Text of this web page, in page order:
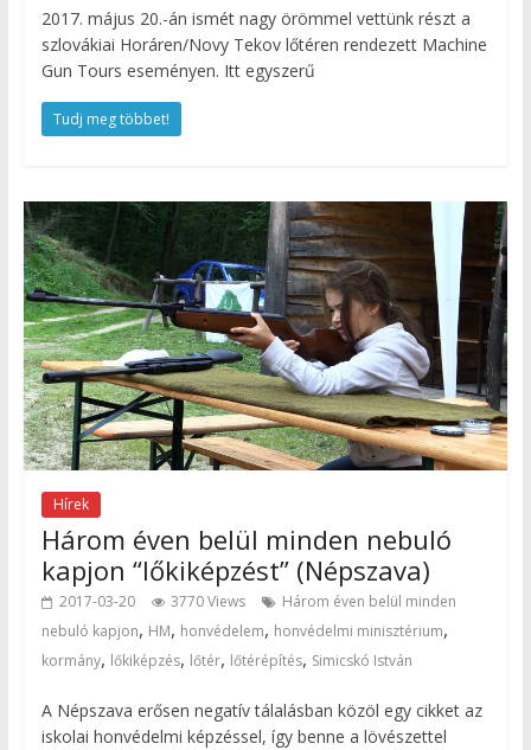
2017. május 20.-án ismét nagy örömmel vettünk részt a
szlovákiai Horáren/Novy Tekov lőtéren rendezett Machine
Gun Tours eseményen. Itt egyszerű
Tudj meg többet!
Hírek
Három éven belül minden nebuló
kapjon “lőkiképzést” (Népszava)
2017-03-20 3770 Views
Három éven belül minden
nebuló kapjon, HM, honvédelem, honvédelmi minisztérium,
kormány, lőkiképzés, lőtér, lőtérépítés, Simicskó István
A Népszava erősen negatív tálalásban közöl egy cikket az
iskolai honvédelmi képzéssel, így benne a lövészettel